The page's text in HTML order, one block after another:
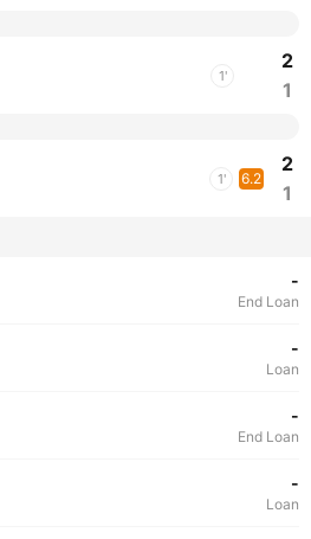
1'
2
1
1' 6.2
2
1
-
End Loan
-
Loan
-
End Loan
-
Loan